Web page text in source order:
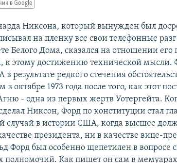
в Google
Никсона, который вынужден был
на пленку все свои телефонные
Белого Дома, сказался на отношении
к этому достижению технической мысли.
результате редкого стечения
в октябре 1973 года после того, как этот
- одна из первых жертв Уотергейта.
Никсон, Форд по конституции стал
случай в истории США, когда высшее
президента, ни в качестве вице-
Форд был особенно щепетилен в вопросе
полномочий. Как пишет он сам в